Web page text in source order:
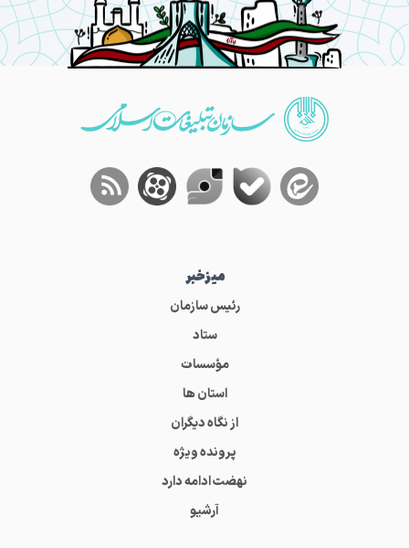
میز‌خبر
رئیس سازمان
ستاد
مؤسسات
استان ها
از نگاه دیگران
پرونده ویژه
نهضت ادامه دارد
آرشیو